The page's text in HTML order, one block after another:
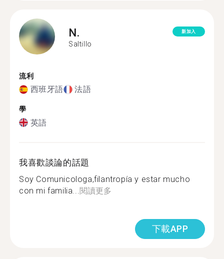
N.
Saltillo
新加入
流利
西班牙語 法語
學
英語
我喜歡談論的話題
Soy Comunicologa,filantropía y estar mucho
con mi familia... 閱讀更多
下載APP